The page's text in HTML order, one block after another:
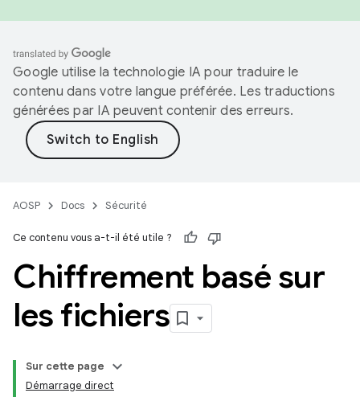
Google utilise la technologie IA pour traduire le
contenu dans votre langue préférée. Les traductions
générées par IA peuvent contenir des erreurs.
AOSP Docs Sécurité
Ce contenu vous a-t-il été utile ?
Chiffrement basé sur
les fichiers
Sur cette page
Démarrage direct